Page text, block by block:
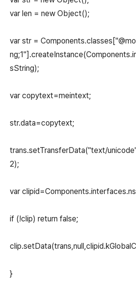
var len = new Object();
var str =
sString);
var copytext=meintext;
str.data=copytext;
trans.setTransferData("text/
2);
var
if (!clip) return false;
}